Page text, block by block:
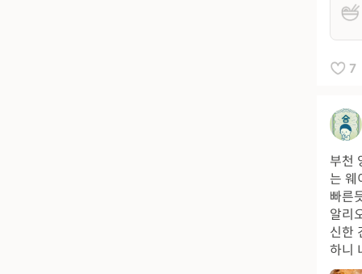
7
부천
는 웨
빠른
알리
신한
하니